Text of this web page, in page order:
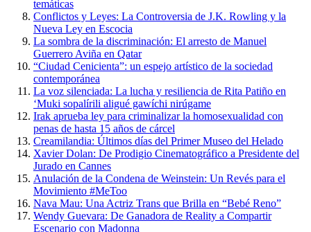
temáticas
Conflictos y Leyes: La Controversia de J.K. Rowling y la
Nueva Ley en Escocia
La sombra de la discriminación: El arresto de Manuel
Guerrero Aviña en Qatar
“Ciudad Cenicienta”: un espejo artístico de la sociedad
contemporánea
La voz silenciada: La lucha y resiliencia de Rita Patiño en
‘Muki sopalírili aligué gawíchi nirúgame
Irak aprueba ley para criminalizar la homosexualidad con
penas de hasta 15 años de cárcel
Creamilandia: Últimos días del Primer Museo del Helado
Xavier Dolan: De Prodigio Cinematográfico a Presidente del
Jurado en Cannes
Anulación de la Condena de Weinstein: Un Revés para el
Movimiento #MeToo
Nava Mau: Una Actriz Trans que Brilla en “Bebé Reno”
Wendy Guevara: De Ganadora de Reality a Compartir
Escenario con Madonna